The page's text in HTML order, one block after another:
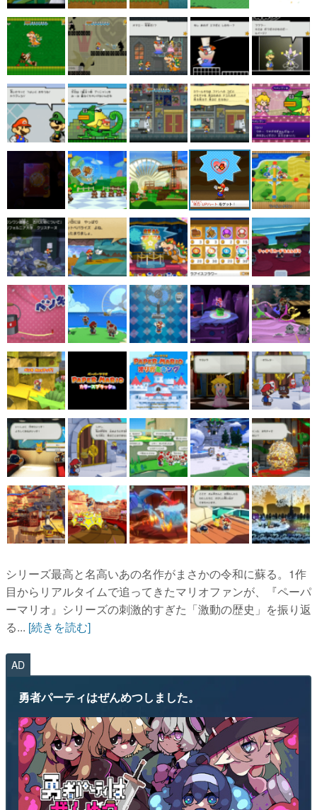
シリーズ最高と名高いあの名作がまさかの令和に蘇る。1作
目からリアルタイムで追ってきたマリオファンが、『ペーパ
ーマリオ』シリーズの刺激的すぎた「激動の歴史」を振り返
る... [続きを読む]
AD
勇者パーティはぜんめつしました。